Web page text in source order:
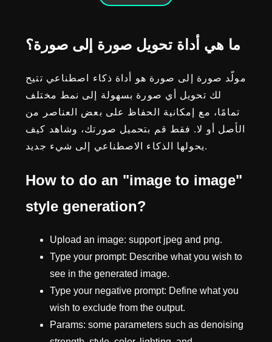
ما هي أداة تحويل صورة إلى صورة؟
مولّد صورة إلى صورة هو أداة ذكاء اصطناعي تتيح
لك تحويل أي صورة بسهولة إلى نمط مختلف
تمامًا، مع إمكانية الحفاظ على بعض العناصر من
الأصل أو لا. فقط قم بتحميل صورتك، وشاهد كيف
يحولها الذكاء الاصطناعي إلى شيء جديد.
How to do an "image to image"
style generation?
Upload an image: support jpeg and png.
Type your prompt: Describe what you wish to
see in the generated image.
Type your negative prompt: Define what you
wish to exclude from the output.
Params: some parameters such as denoising